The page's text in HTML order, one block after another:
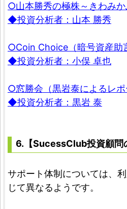
○山本勝秀の極株～きわみか
◆投資分析者：山本 勝秀
○Coin Choice（暗号資産助
◆投資分析者：小俣 卓也
○窓勝会（黒岩泰によるレポ
◆投資分析者：黒岩 泰
6.【SucessClub投資顧問
サポート体制については、
じて異なるようです。